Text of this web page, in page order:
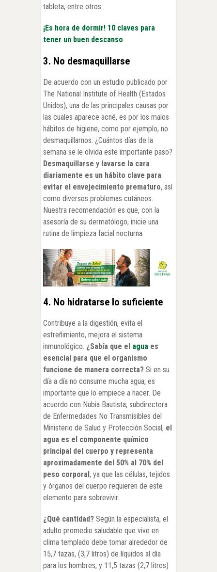
tableta, entre otros.
¡Es hora de dormir! 10 claves para
tener un buen descanso
3. No desmaquillarse
De acuerdo con un estudio publicado por
The National Institute of Health (Estados
Unidos), una de las principales causas por
las cuales aparece acné, es por los malos
hábitos de higiene, como por ejemplo, no
desmaquillarnos. ¿Cuántos días de la
semana se le olvida este importante paso?
Desmaquillarse y lavarse la cara
diariamente es un hábito clave para
evitar el envejecimiento prematuro, así
como diversos problemas cutáneos.
Nuestra recomendación es que, con la
asesoría de su dermatólogo, inicie una
rutina de limpieza facial nocturna.
4. No hidratarse lo suficiente
Contribuye a la digestión, evita el
estreñimiento, mejora el sistema
inmunológico. ¿Sabía que el agua es
esencial para que el organismo
funcione de manera correcta? Si en su
día a día no consume mucha agua, es
importante que lo empiece a hacer. De
acuerdo con Nubia Bautista, subdirectora
de Enfermedades No Transmisibles del
Ministerio de Salud y Protección Social, el
agua es el componente químico
principal del cuerpo y representa
aproximadamente del 50% al 70% del
peso corporal, ya que las células, tejidos
y órganos del cuerpo requieren de este
elemento para sobrevivir.
¿Qué cantidad? Según la especialista, el
adulto promedio saludable que vive en
clima templado debe tomar alrededor de
15,7 tazas, (3,7 litros) de líquidos al día
para los hombres, y 11,5 tazas (2,7 litros)